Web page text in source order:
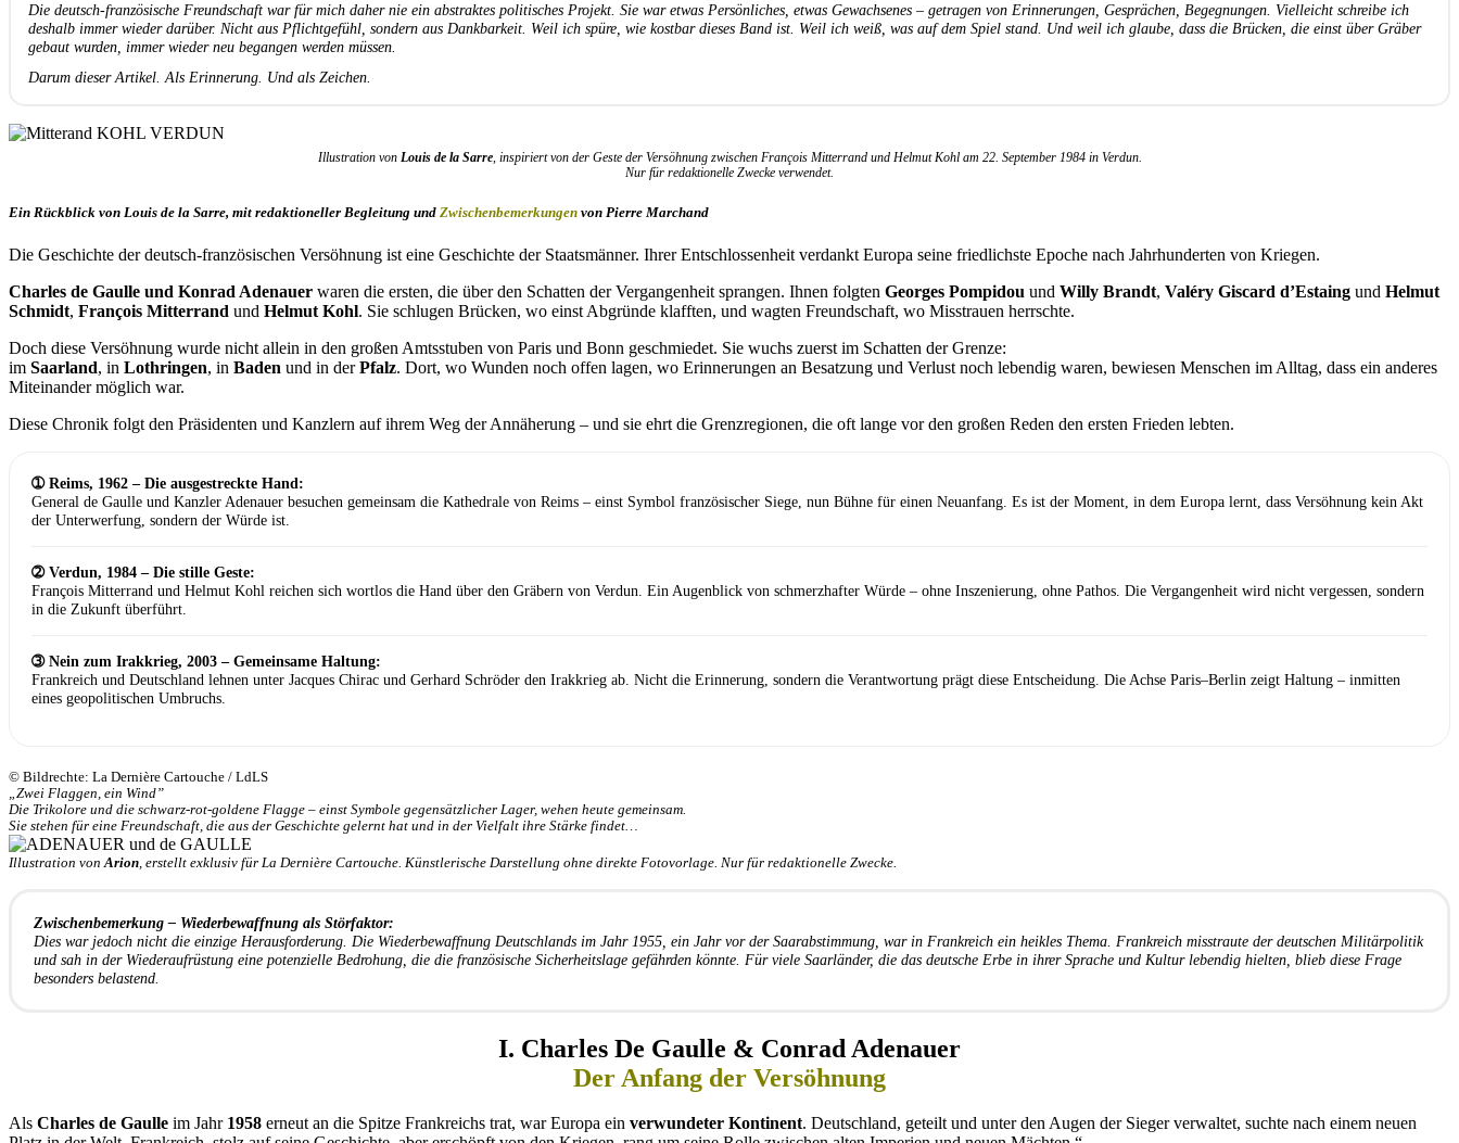
Die deutsch-französische Freundschaft war für mich daher nie ein abstraktes politisches Projekt. Sie war etwas Persönliches, etwas Gewachsenes – getragen von Erinnerungen, Gesprächen, Begegnungen. Vielleicht schreibe ich
deshalb immer wieder darüber. Nicht aus Pflichtgefühl, sondern aus Dankbarkeit. Weil ich spüre, wie kostbar dieses Band ist. Weil ich weiß, was auf dem Spiel stand. Und weil ich glaube, dass die Brücken, die einst über Gräber
gebaut wurden, immer wieder neu begangen werden müssen.
Darum dieser Artikel. Als Erinnerung. Und als Zeichen.
Illustration von Louis de la Sarre, inspiriert von der Geste der Versöhnung zwischen François Mitterrand und Helmut Kohl am 22. September 1984 in Verdun.
Nur für redaktionelle Zwecke verwendet.
Ein Rückblick von Louis de la Sarre, mit redaktioneller Begleitung und Zwischenbemerkungen von Pierre Marchand
Die Geschichte der deutsch-französischen Versöhnung ist eine Geschichte der Staatsmänner. Ihrer Entschlossenheit verdankt Europa seine friedlichste Epoche nach Jahrhunderten von Kriegen.
Charles de Gaulle und Konrad Adenauer waren die ersten, die über den Schatten der Vergangenheit sprangen. Ihnen folgten Georges Pompidou und Willy Brandt, Valéry Giscard d’Estaing und Helmut
Schmidt, François Mitterrand und Helmut Kohl. Sie schlugen Brücken, wo einst Abgründe klafften, und wagten Freundschaft, wo Misstrauen herrschte.
Doch diese Versöhnung wurde nicht allein in den großen Amtsstuben von Paris und Bonn geschmiedet. Sie wuchs zuerst im Schatten der Grenze:
im Saarland, in Lothringen, in Baden und in derPfalz. Dort, wo Wunden noch offen lagen, wo Erinnerungen an Besatzung und Verlust noch lebendig waren, bewiesen Menschen im Alltag, dass ein anderes
Miteinander möglich war.
Diese Chronik folgt den Präsidenten und Kanzlern auf ihrem Weg der Annäherung – und sie ehrt die Grenzregionen, die oft lange vor den großen Reden den ersten Frieden lebten.
➀ Reims, 1962 – Die ausgestreckte Hand:
General de Gaulle und Kanzler Adenauer besuchen gemeinsam die Kathedrale von Reims – einst Symbol französischer Siege, nun Bühne für einen Neuanfang. Es ist der Moment, in dem Europa lernt, dass Versöhnung kein Akt
der Unterwerfung, sondern der Würde ist.
➁ Verdun, 1984 – Die stille Geste:
François Mitterrand und Helmut Kohl reichen sich wortlos die Hand über den Gräbern von Verdun. Ein Augenblick von schmerzhafter Würde – ohne Inszenierung, ohne Pathos. Die Vergangenheit wird nicht vergessen, sondern
in die Zukunft überführt.
➂ Nein zum Irakkrieg, 2003 – Gemeinsame Haltung:
Frankreich und Deutschland lehnen unter Jacques Chirac und Gerhard Schröder den Irakkrieg ab. Nicht die Erinnerung, sondern die Verantwortung prägt diese Entscheidung. Die Achse Paris–Berlin zeigt Haltung – inmitten
eines geopolitischen Umbruchs.
© Bildrechte: La Dernière Cartouche / LdLS
„Zwei Flaggen, ein Wind”
Die Trikolore und die schwarz-rot-goldene Flagge – einst Symbole gegensätzlicher Lager, wehen heute gemeinsam.
Sie stehen für eine Freundschaft, die aus der Geschichte gelernt hat und in der Vielfalt ihre Stärke findet…
Illustration von Arion , erstellt exklusiv für La Dernière Cartouche . Künstlerische Darstellung ohne direkte Fotovorlage. Nur für redaktionelle Zwecke.
Zwischenbemerkung – Wiederbewaffnung als Störfaktor:
Dies war jedoch nicht die einzige Herausforderung. Die Wiederbewaffnung Deutschlands im Jahr 1955, ein Jahr vor der Saarabstimmung, war in Frankreich ein heikles Thema. Frankreich misstraute der deutschen Militärpolitik
und sah in der Wiederaufrüstung eine potenzielle Bedrohung, die die französische Sicherheitslage gefährden könnte. Für viele Saarländer, die das deutsche Erbe in ihrer Sprache und Kultur lebendig hielten, blieb diese Frage
besonders belastend.
I. Charles De Gaulle & Conrad Adenauer
Der Anfang der Versöhnung
Als Charles de Gaulle im Jahr 1958 erneut an die Spitze Frankreichs trat, war Europa ein verwundeter Kontinent. Deutschland, geteilt und unter den Augen der Sieger verwaltet, suchte nach einem neuen